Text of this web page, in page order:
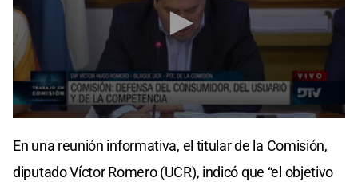
of
seconds
En una reunión informativa, el titular de la Comisión,
diputado Víctor Romero (UCR), indicó que “el objetivo